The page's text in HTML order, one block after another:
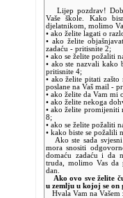
Lijep pozdrav!
Vaše škole. Kako
djelatnikom, molimo
• ako želite lagati o
• ako želite
zadaću - pritisnite 2;
• ako se želite požaliti
• ako ste nazvali kako
pritisnite 4;
• ako želite pitati
poslane na Vaš mail -
• ako želite da Vam mi
• ako želite nekoga
• ako želite promijeniti
8;
• ako se želite požaliti
• kako biste se požalili
Ako ste sada
mora snositi
domaću zadaću i da
truda, molimo Vas da
dan.
Ako ovo sve želite
u zemlju u kojoj se on
Hvala Vam na Vašem